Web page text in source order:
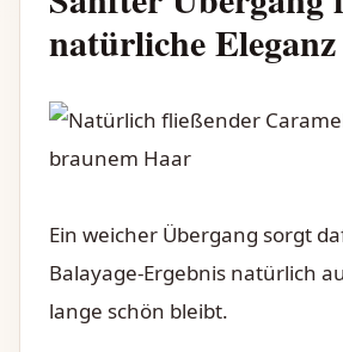
natürliche Eleganz
Ein weicher Übergang sorgt
Balayage-Ergebnis natürlich
lange schön bleibt.